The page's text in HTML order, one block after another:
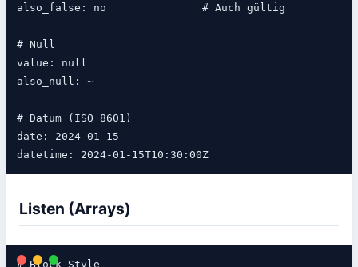
also_false: no               # Auch gültig
# Null
value: null
also_null: ~
# Datum (ISO 8601)
date: 2024-01-15
datetime: 2024-01-15T10:30:00Z
Listen (Arrays)
# Block-Style